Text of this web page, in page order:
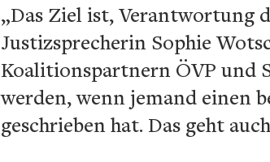
„Das Ziel ist, Verantwortung
Justizsprecherin Sophie
Koalitionspartnern ÖVP und
werden, wenn jemand einen
geschrieben hat. Das geht